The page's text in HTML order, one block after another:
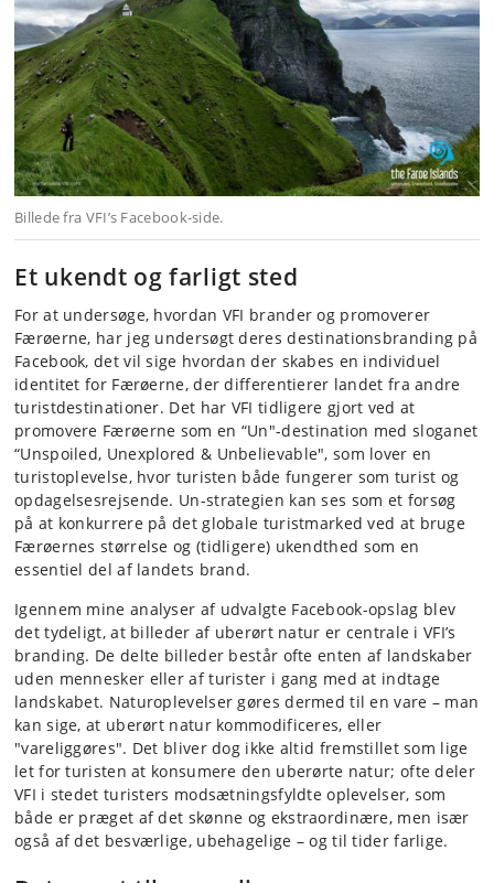
Billede fra VFI’s Facebook-side.
Et ukendt og farligt sted
For at undersøge, hvordan VFI brander og promoverer
Færøerne, har jeg undersøgt deres destinationsbranding på
Facebook, det vil sige hvordan der skabes en individuel
identitet for Færøerne, der differentierer landet fra andre
turistdestinationer. Det har VFI tidligere gjort ved at
promovere Færøerne som en “Un"-destination med sloganet
“Unspoiled, Unexplored & Unbelievable", som lover en
turistoplevelse, hvor turisten både fungerer som turist og
opdagelsesrejsende. Un-strategien kan ses som et forsøg
på at konkurrere på det globale turistmarked ved at bruge
Færøernes størrelse og (tidligere) ukendthed som en
essentiel del af landets brand.
Igennem mine analyser af udvalgte Facebook-opslag blev
det tydeligt, at billeder af uberørt natur er centrale i VFI’s
branding. De delte billeder består ofte enten af landskaber
uden mennesker eller af turister i gang med at indtage
landskabet. Naturoplevelser gøres dermed til en vare – man
kan sige, at uberørt natur kommodificeres, eller
"vareliggøres". Det bliver dog ikke altid fremstillet som lige
let for turisten at konsumere den uberørte natur; ofte deler
VFI i stedet turisters modsætningsfyldte oplevelser, som
både er præget af det skønne og ekstraordinære, men især
også af det besværlige, ubehagelige – og til tider farlige.